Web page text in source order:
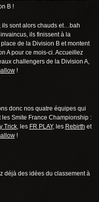
B !
ils sont alors chauds et…bah
ils finissent à la
de la Division B et montent
A pour ce mois-ci. Accueillez
challengers de la Division A,
!
donc nos quatre équipes qui
les Smite France Championship :
Trick, les FR PLAY, les Rebirth et
!
déjà des idées du classement à